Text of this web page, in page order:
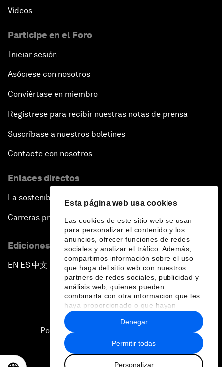
Esta página web usa cookies
Las cookies de este sitio web se usan
para personalizar el contenido y los
anuncios, ofrecer funciones de redes
sociales y analizar el tráfico. Además,
compartimos información sobre el uso
que haga del sitio web con nuestros
partners de redes sociales, publicidad y
análisis web, quienes pueden
combinarla con otra información que les
haya proporcionado o que hayan
recopilado a partir del uso que haya
hecho de sus servicios.
Permitir todas
Personalizar
Denegar
Vídeos
Participe en el Foro
Iniciar sesión
Asóciese con nosotros
Conviértase en miembro
Regístrese para recibir nuestras notas de prensa
Suscríbase a nuestros boletines
Contacte con nosotros
Enlaces directos
La sostenibilidad en el Foro
Carreras profesionales
Ediciones en otros idiomas
EN ▪ES▪中文▪ 日本語
Política de privacidad y normas de uso
Sitemap